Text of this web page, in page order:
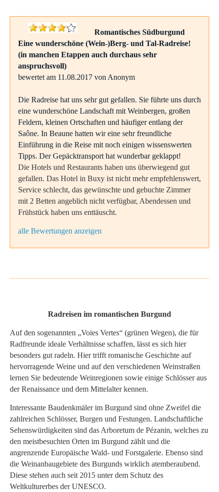
Romantisches Südburgund
Eine wunderschöne (Wein-)Berg- und Tal-Radreise!
(in manchen Etappen auch durchaus sehr
anspruchsvoll)
bewertet am 11.08.2017 von Anonym
Die Radreise hat uns sehr gut gefallen. Sie führte uns durch
eine wunderschöne Landschaft mit Weinbergen, großen
Feldern, kleinen Ortschaften und häufiger entlang der
Saône. In Beaune hatten wir eine sehr freundliche
Einführung in die Reise mit noch einigen wissenswerten
Tipps. Der Gepäcktransport hat wunderbar geklappt!
Die Hotels und Restaurants haben uns überwiegend gut
gefallen. Das Hotel in Buxy ist nicht mehr empfehlenswert,
Service schlecht, das gewünschte und gebuchte Zimmer
mit 2 Betten angeblich nicht verfügbar, Abendessen und
Frühstück haben uns enttäuscht.
alle Bewertungen anzeigen
Radreisen im romantischen Burgund
Auf den sogenannten „Voies Vertes“ (grünen Wegen), die für
Radfreunde ideale Verhältnisse schaffen, lässt es sich hier
besonders gut radeln. Hier trifft romanische Geschichte auf
hervorragende Weine und auf den verschiedenen Weinstraßen
lernen Sie bedeutende Weinregionen sowie einige Schlösser aus
der Renaissance und dem Mittelalter kennen.
Interessante Baudenkmäler im Burgund sind ohne Zweifel die
zahlreichen Schlösser, Burgen und Festungen. Landschaftliche
Sehenswürdigkeiten sind das Arboretum de Pézanin, welches zu
den meistbesuchten Orten im Burgund zählt und die
angrenzende Europäische Wald- und Forstgalerie. Ebenso sind
die Weinanbaugebiete des Burgunds wirklich atemberaubend.
Diese stehen auch seit 2015 unter dem Schutz des
Weltkulturerbes der UNESCO.